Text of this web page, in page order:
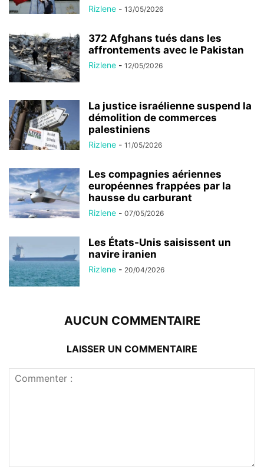
Rizlene - 13/05/2026
372 Afghans tués dans les
affrontements avec le Pakistan
Rizlene - 12/05/2026
La justice israélienne suspend la
démolition de commerces
palestiniens
Rizlene - 11/05/2026
Les compagnies aériennes
européennes frappées par la
hausse du carburant
Rizlene - 07/05/2026
Les États-Unis saisissent un
navire iranien
Rizlene - 20/04/2026
AUCUN COMMENTAIRE
LAISSER UN COMMENTAIRE